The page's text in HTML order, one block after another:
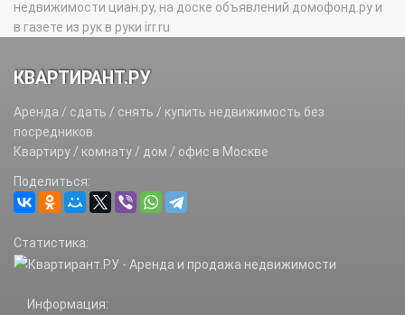
недвижимости циан.ру, на доске объявлений домофонд.ру и
в газете из рук в руки irr.ru
КВАРТИРАНТ.РУ
Аренда / сдать / снять / купить недвижимость без
посредников.
Квартиру / комнату / дом / офис в Москве
Поделиться:
Статистика:
Информация: